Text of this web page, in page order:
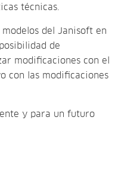
técnicas.
del Janisoft en
de
modificaciones con el
con las modificaciones
y para un futuro